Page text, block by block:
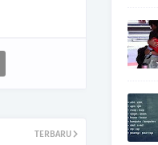
TERBARU